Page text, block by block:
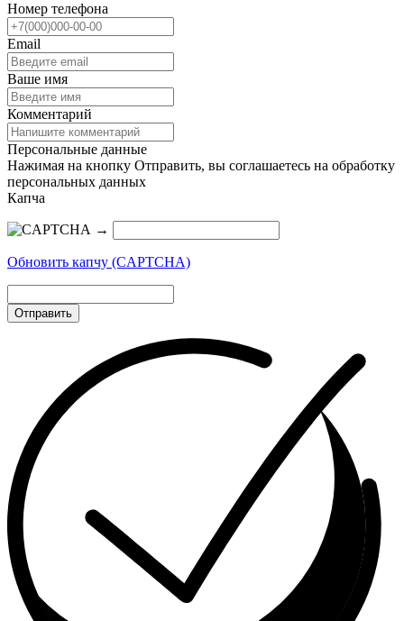
Номер телефона
Email
Ваше имя
Комментарий
Персональные данные
Нажимая на кнопку Отправить, вы соглашаетесь на обработку
персональных данных
Капча
→
Обновить капчу (CAPTCHA)
Отправить